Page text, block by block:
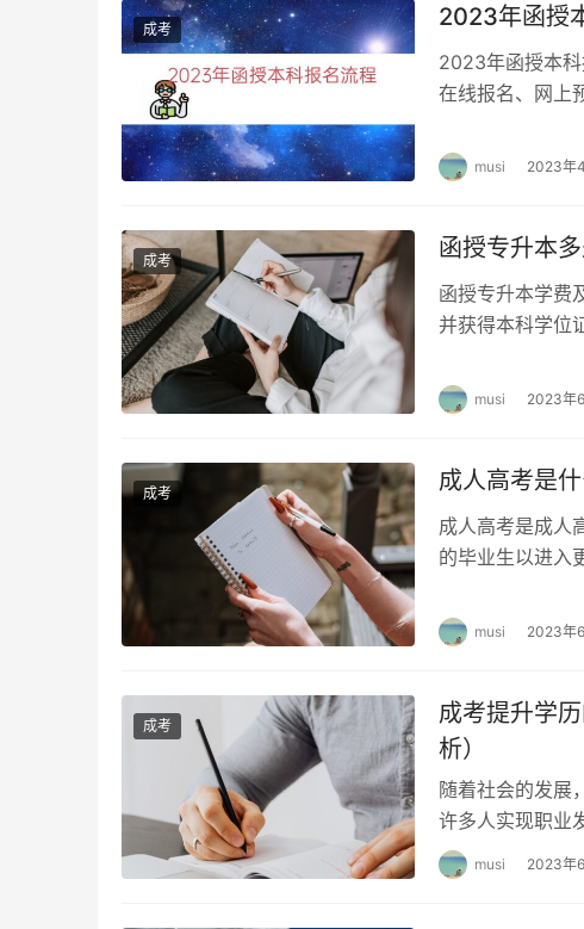
成考 2023年函授
2023年函授本
在线报名、网上
musi 2023年
成考 函授专升本
函授专升本学费
并获得本科学位
musi 2023年
成考 成人高考是
成人高考是成人
的毕业生以进入
musi 2023年
成考
成考提升学
析）
随着社会的发展
许多人实现职业
呢？本文将从多
musi 2023年